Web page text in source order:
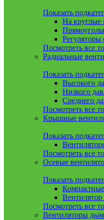
Показать
На круглые
Регуляторы
Посмотреть все
Радиальные
Показать
Высокого
Низкого
Среднего
Посмотреть все
Крышные
Показать
Посмотреть все
Осевые
Показать
Посмотреть все
Вентиляторы